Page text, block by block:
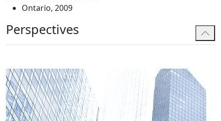
Ontario, 2009
Perspectives